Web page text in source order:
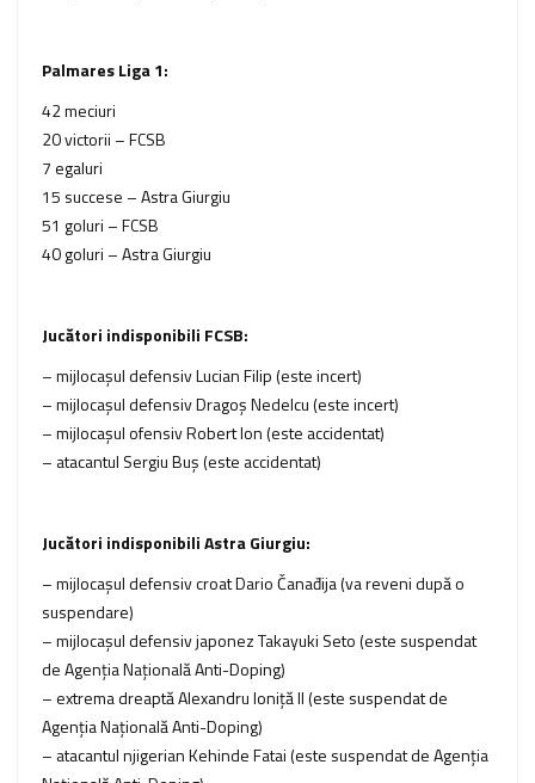
Palmares Liga 1:
42 meciuri
20 victorii – FCSB
7 egaluri
15 succese – Astra Giurgiu
51 goluri – FCSB
40 goluri – Astra Giurgiu
Jucători indisponibili FCSB:
– mijlocaşul defensiv Lucian Filip (este incert)
– mijlocaşul defensiv Dragoş Nedelcu (este incert)
– mijlocaşul ofensiv Robert Ion (este accidentat)
– atacantul Sergiu Buş (este accidentat)
Jucători indisponibili Astra Giurgiu:
– mijlocaşul defensiv croat Dario Čanađija (va reveni după o
suspendare)
– mijlocaşul defensiv japonez Takayuki Seto (este suspendat
de Agenţia Naţională Anti-Doping)
– extrema dreaptă Alexandru Ioniță II (este suspendat de
Agenţia Naţională Anti-Doping)
– atacantul njigerian Kehinde Fatai (este suspendat de Agenţia